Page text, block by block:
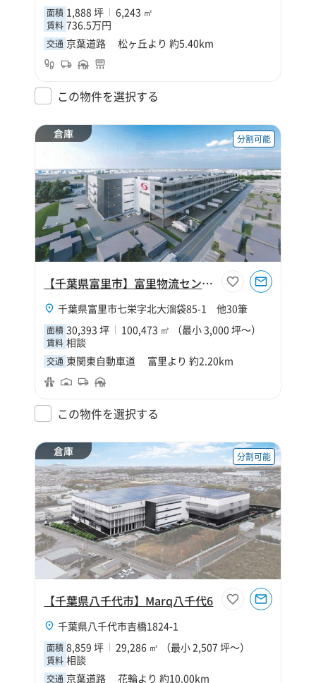
面積 1,888 坪 6,243 ㎡
賃料 736.5万円
交通 京葉道路 松ヶ丘より 約5.40km
この物件を選択する
倉庫 分割可能
【千葉県富里市】富里物流センター新築計画（仮称）
千葉県富里市七栄字北大溜袋85-1 他30筆
面積 30,393 坪 100,473 ㎡ （最小 3,000 坪～）
賃料 相談
交通 東関東自動車道 富里より 約2.20km
この物件を選択する
倉庫 分割可能
【千葉県八千代市】Marq八千代6
千葉県八千代市吉橋1824-1
面積 8,859 坪 29,286 ㎡ （最小 2,507 坪～）
賃料 相談
交通 京葉道路 花輪より 約10.00km